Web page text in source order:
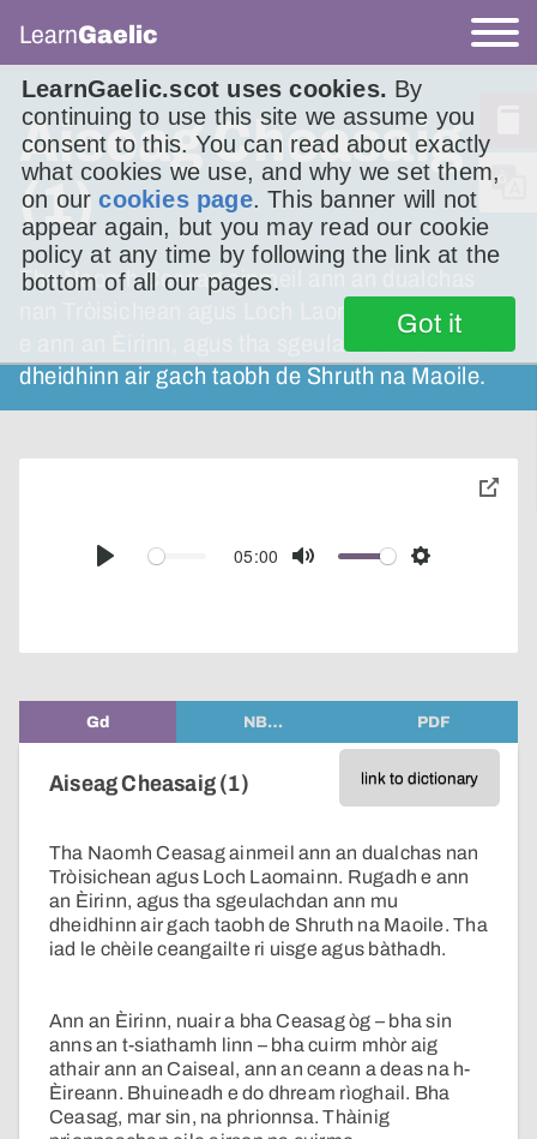
LearnGaelic.scot uses cookies. By
continuing to use this site we assume you
consent to this. You can read about exactly
what cookies we use, and why we set them,
on ourcookies page. This banner will not
appear again, but you may read our cookie
policy at any time by following the link at the
bottom of all our pages.
Got it
LearnGaelic
Aiseag Cheasaig
(1)
Tha Naomh Ceasag ainmeil ann an dualchas
nan Tròisichean agus Loch Laomainn. Rugadh
e ann an Èirinn, agus tha sgeulachdan ann mu
dheidhinn air gach taobh de Shruth na Maoile.
Play
05:00
Mute Settings
toggle
Gd NB… PDF
link to dictionary
Aiseag Cheasaig (1)
Tha Naomh Ceasag ainmeil ann an dualchas nan
Tròisichean agus Loch Laomainn. Rugadh e ann
an Èirinn, agus tha sgeulachdan ann mu
dheidhinn air gach taobh de Shruth na Maoile. Tha
iad le chèile ceangailte ri uisge agus bàthadh.
Ann an Èirinn, nuair a bha Ceasag òg – bha sin
anns an t-siathamh linn – bha cuirm mhòr aig
athair ann an Caiseal, ann an ceann a deas na h-
Èireann. Bhuineadh e do dhream rìoghail. Bha
Ceasag, mar sin, na phrionnsa. Thàinig